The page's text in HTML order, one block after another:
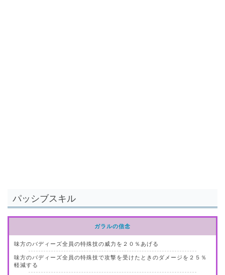
パッシブスキル
ガラルの信念
味方のバディーズ全員の特殊技の威力を２０％あげる
味方のバディーズ全員の特殊技で攻撃を受けたときのダメージを２５％
軽減する